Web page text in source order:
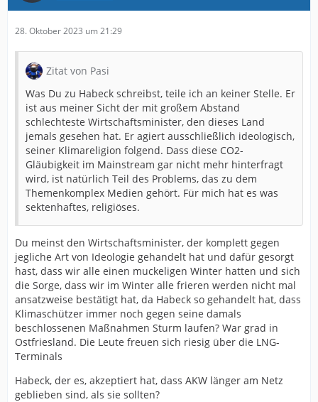
28. Oktober 2023 um 21:29
Zitat von Pasi
Was Du zu Habeck schreibst, teile ich an keiner Stelle. Er
ist aus meiner Sicht der mit großem Abstand
schlechteste Wirtschaftsminister, den dieses Land
jemals gesehen hat. Er agiert ausschließlich ideologisch,
seiner Klimareligion folgend. Dass diese CO2-
Gläubigkeit im Mainstream gar nicht mehr hinterfragt
wird, ist natürlich Teil des Problems, das zu dem
Themenkomplex Medien gehört. Für mich hat es was
sektenhaftes, religiöses.
Du meinst den Wirtschaftsminister, der komplett gegen
jegliche Art von Ideologie gehandelt hat und dafür gesorgt
hast, dass wir alle einen muckeligen Winter hatten und sich
die Sorge, dass wir im Winter alle frieren werden nicht mal
ansatzweise bestätigt hat, da Habeck so gehandelt hat, dass
Klimaschützer immer noch gegen seine damals
beschlossenen Maßnahmen Sturm laufen? War grad in
Ostfriesland. Die Leute freuen sich riesig über die LNG-
Terminals
Habeck, der es, akzeptiert hat, dass AKW länger am Netz
geblieben sind, als sie sollten?